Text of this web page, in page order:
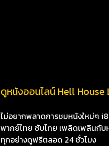
ดูหนังออนไลน์ Hell House
ไม่อยากพลาดการชมหนังใหม่ๆ
พากย์ไทย ซับไทย เพลิดเพลินกับ
ทุกอย่างดูฟรีตลอด 24 ชั่วโมง